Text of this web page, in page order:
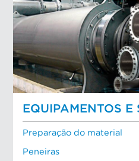
EQUIPAMENTOS E
Preparação do material
Peneiras